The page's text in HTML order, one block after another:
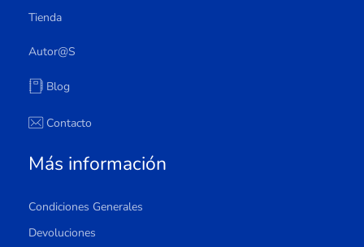
Tienda
Autor@s
Blog
Contacto
Más información
Condiciones Generales
Devoluciones